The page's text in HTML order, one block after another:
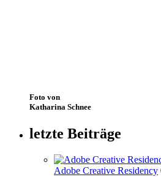
Foto von
Katharina Schnee
letzte Beiträge
Adobe Creative Residency